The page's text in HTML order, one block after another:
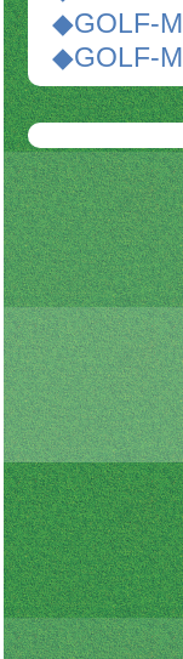
◆GOLF-
◆GOLF-